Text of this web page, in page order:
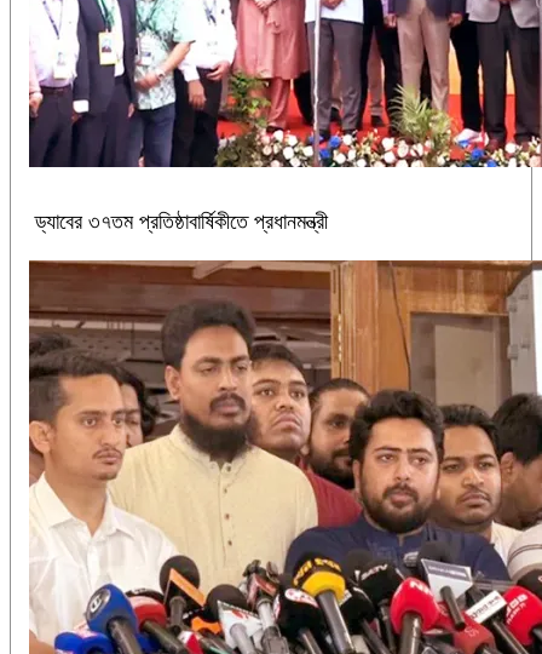
ড্যাবের ৩৭তম প্রতিষ্ঠাবার্ষিকীতে প্রধানমন্ত্রী